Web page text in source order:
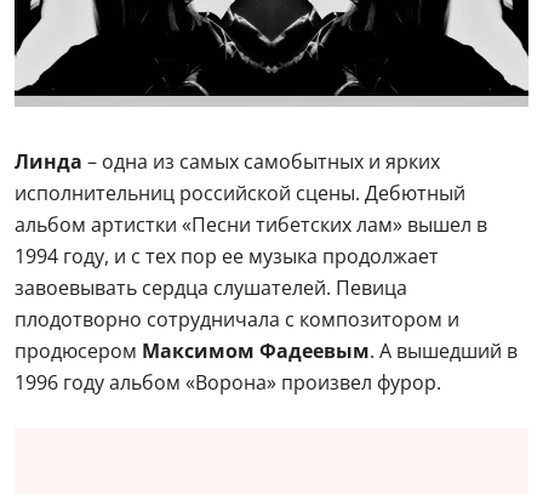
Линда – одна из самых самобытных и ярких
исполнительниц российской сцены. Дебютный
альбом артистки «Песни тибетских лам» вышел в
1994 году, и с тех пор ее музыка продолжает
завоевывать сердца слушателей. Певица
плодотворно сотрудничала с композитором и
продюсером Максимом Фадеевым. А вышедший в
1996 году альбом «Ворона» произвел фурор.